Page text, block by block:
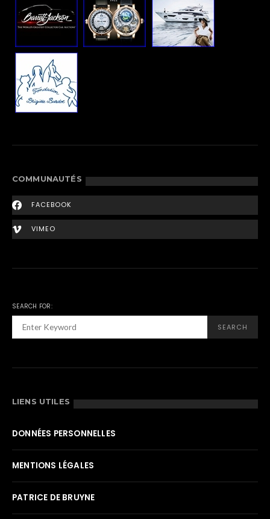
COMMUNAUTÉS
FACEBOOK
VIMEO
SEARCH FOR:
SEARCH
LIENS UTILES
DONNÉES PERSONNELLES
MENTIONS LÉGALES
PATRICE DE BRUYNE